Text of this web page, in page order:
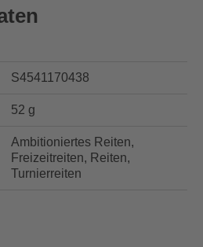
S4541170438
52 g
Ambitioniertes Reiten,
Freizeitreiten, Reiten,
Turnierreiten